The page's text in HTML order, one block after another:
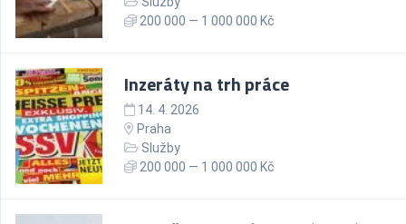
200 000 — 1 000 000 Kč
Inzeráty na trh práce
14. 4. 2026
Praha
Služby
200 000 — 1 000 000 Kč